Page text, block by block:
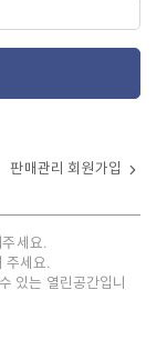
판매관리 회원가입
세요.
주세요.
있는 열린공간입니